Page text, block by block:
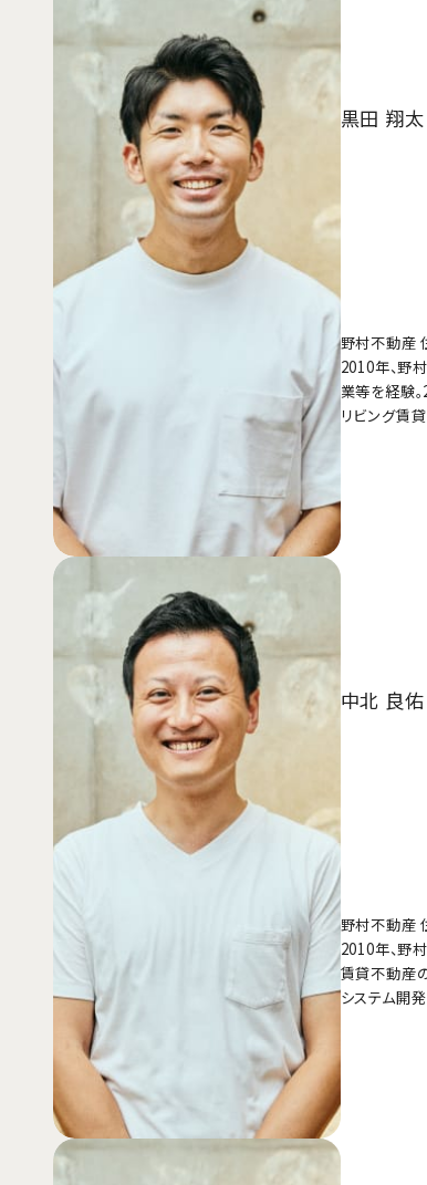
黒田 翔太
野村不動産
2010年、野
業等を経験
リビング賃貸
中北 良佑
野村不動産
2010年、野
賃貸不動産
システム開